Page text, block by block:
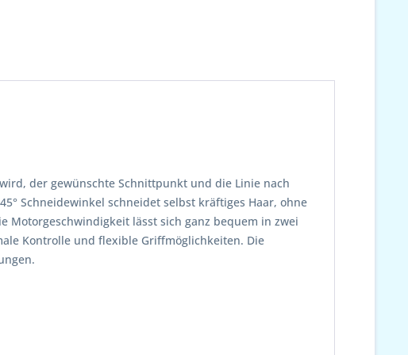
der gewünschte Schnittpunkt und die Linie nach
Schneidewinkel schneidet selbst kräftiges Haar, ohne
Motorgeschwindigkeit lässt sich ganz bequem in zwei
Kontrolle und flexible Griffmöglichkeiten. Die